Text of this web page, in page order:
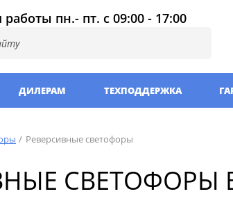
пн.- пт. с 09:00 - 17:00
ДИЛЕРАМ ТЕХПОДДЕРЖКА
Реверсивные светофоры
СВЕТОФОРЫ